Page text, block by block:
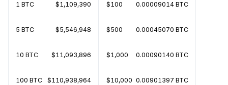
1 BTC $1,109,390
5 BTC $5,546,948
10 BTC $11,093,896
100 BTC $110,938,964
$100 0.00009014 BTC
$500 0.00045070 BTC
$1,000 0.00090140 BTC
$10,000 0.00901397 BTC